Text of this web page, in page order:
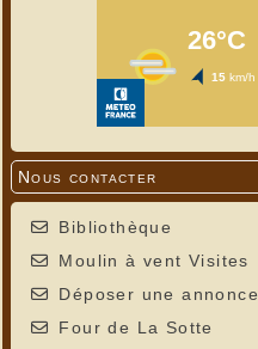
Nous contacter
Bibliothèque
Moulin à vent Visites
Déposer une annonce
Four de La Sotte